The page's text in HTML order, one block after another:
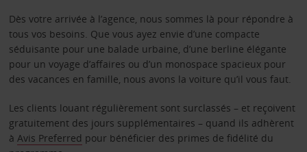
Dès votre arrivée à l’agence, nous sommes là pour répondre à
tous vos besoins. Que vous ayez envie d’une compacte
séduisante pour une balade urbaine, d’une berline élégante
pour un voyage d’affaires ou d’un monospace spacieux pour
des vacances en famille, nous avons la voiture qu’il vous faut.
Les clients louant régulièrement sont surclassés – et reçoivent
gratuitement des jours supplémentaires – quand ils adhèrent
à Avis Preferred pour bénéficier des primes de fidélité du